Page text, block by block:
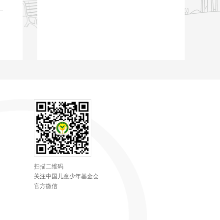
扫描二维码
关注中国儿童少年基金会
官方微信